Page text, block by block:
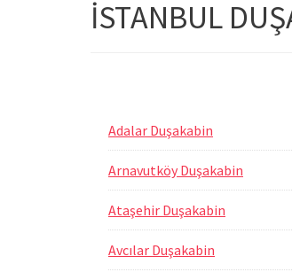
İSTANBUL
Adalar Duşakabin
Arnavutköy Duşakabin
Ataşehir Duşakabin
Avcılar Duşakabin